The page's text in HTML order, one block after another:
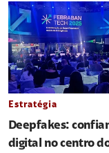
Estratégia
Deepfakes:
digital no centro